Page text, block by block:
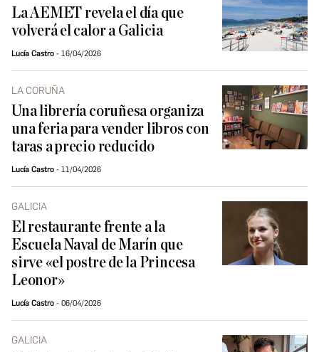
La AEMET revela el día que
volverá el calor a Galicia
Lucía Castro 16/04/2026
LA CORUÑA
Una librería coruñesa organiza
una feria para vender libros con
taras a precio reducido
Lucía Castro 11/04/2026
GALICIA
El restaurante frente a la
Escuela Naval de Marín que
sirve «el postre de la Princesa
Leonor»
Lucía Castro 06/04/2026
GALICIA